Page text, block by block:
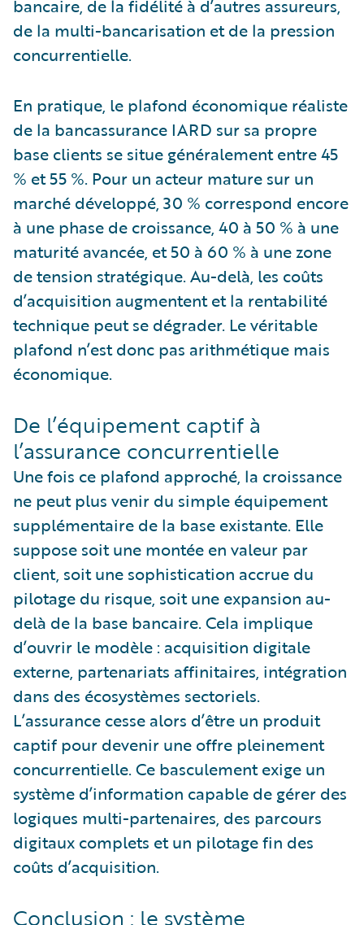
bancaire, de la fidélité à d’autres assureurs,
de la multi-bancarisation et de la pression
concurrentielle.
En pratique, le plafond économique réaliste
de la bancassurance IARD sur sa propre
base clients se situe généralement entre 45
% et 55 %. Pour un acteur mature sur un
marché développé, 30 % correspond encore
à une phase de croissance, 40 à 50 % à une
maturité avancée, et 50 à 60 % à une zone
de tension stratégique. Au-delà, les coûts
d’acquisition augmentent et la rentabilité
technique peut se dégrader. Le véritable
plafond n’est donc pas arithmétique mais
économique.
De l’équipement captif à
l’assurance concurrentielle
Une fois ce plafond approché, la croissance
ne peut plus venir du simple équipement
supplémentaire de la base existante. Elle
suppose soit une montée en valeur par
client, soit une sophistication accrue du
pilotage du risque, soit une expansion au-
delà de la base bancaire. Cela implique
d’ouvrir le modèle : acquisition digitale
externe, partenariats affinitaires, intégration
dans des écosystèmes sectoriels.
L’assurance cesse alors d’être un produit
captif pour devenir une offre pleinement
concurrentielle. Ce basculement exige un
système d’information capable de gérer des
logiques multi-partenaires, des parcours
digitaux complets et un pilotage fin des
coûts d’acquisition.
Conclusion : le système